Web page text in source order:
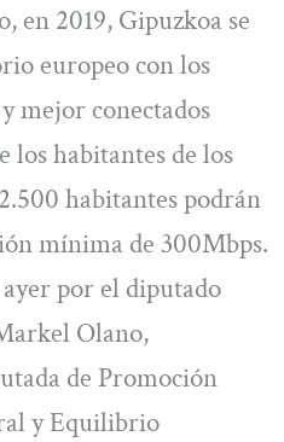
en 2019, Gipuzkoa se
europeo con los
mejor conectados
los habitantes de los
habitantes podrán
mínima de 300Mbps.
por el diputado
Olano,
de Promoción
y Equilibrio